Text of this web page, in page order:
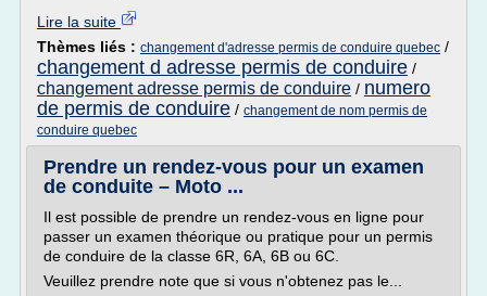
Lire la suite
Thèmes liés : changement d'adresse permis de conduire quebec /
changement d adresse permis de conduire /
changement adresse permis de conduire / numero
de permis de conduire / changement de nom permis de
conduire quebec
Prendre un rendez-vous pour un examen
de conduite – Moto ...
Il est possible de prendre un rendez-vous en ligne pour
passer un examen théorique ou pratique pour un permis
de conduire de la classe 6R, 6A, 6B ou 6C.
Veuillez prendre note que si vous n'obtenez pas le...